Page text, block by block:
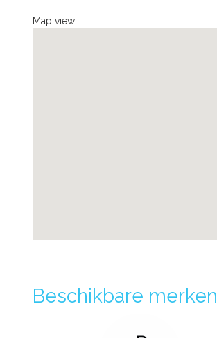
Map view
Beschikbare merken